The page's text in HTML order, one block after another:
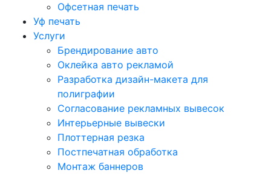
Офсетная печать
Уф печать
Услуги
Брендирование авто
Оклейка авто рекламой
Разработка дизайн-макета для
полиграфии
Согласование рекламных вывесок
Интерьерные вывески
Плоттерная резка
Постпечатная обработка
Монтаж баннеров